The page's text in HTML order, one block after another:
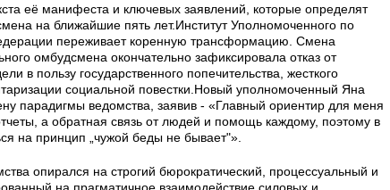
её манифеста и ключевых заявлений, которые определят
на ближайшие пять лет.Институт Уполномоченного по
переживает коренную трансформацию. Смена
омбудсмена окончательно зафиксировала отказ от
в пользу государственного попечительства, жесткого
социальной повестки.Новый уполномоченный Яна
парадигмы ведомства, заявив - «Главный ориентир для меня
а обратная связь от людей и помощь каждому, поэтому в
на принцип „чужой беды не бывает"».
опирался на строгий бюрократический, процессуальный и
на прагматичное взаимодействие силовых и